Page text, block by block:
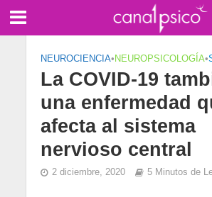
NEUROCIENCIA• NEUROPSICOLOGÍA•
La COVID-19
una enfermedad
afecta al sistema
nervioso central
2 diciembre, 2020 5 Minutos de